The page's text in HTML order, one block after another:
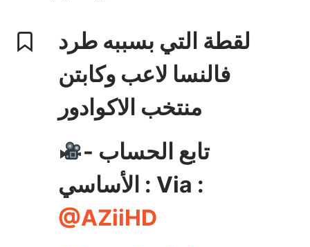
لقطة التي بسببه طرد
فالنسا لاعب وكابتن
منتخب الاكوادور
- تابع الحساب
الأساسي : Via :
@AZiiHD